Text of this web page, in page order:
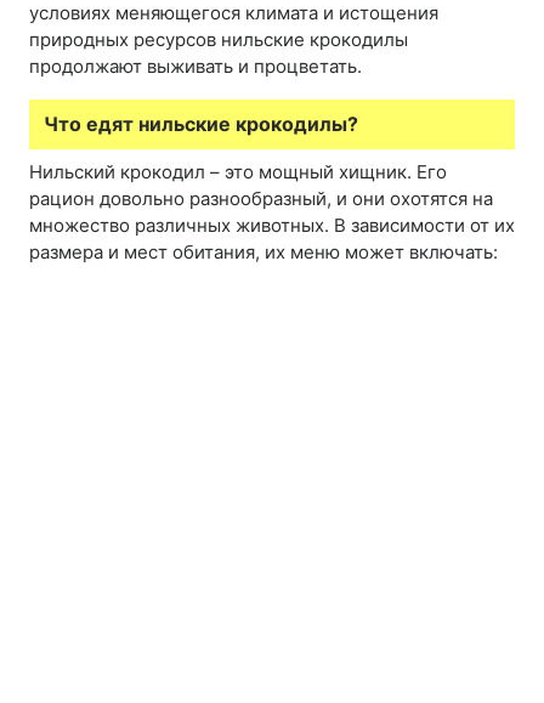
условиях меняющегося климата и истощения
природных ресурсов нильские крокодилы
продолжают выживать и процветать.
Что едят нильские крокодилы?
Нильский крокодил – это мощный хищник. Его
рацион довольно разнообразный, и они охотятся на
множество различных животных. В зависимости от их
размера и мест обитания, их меню может включать: